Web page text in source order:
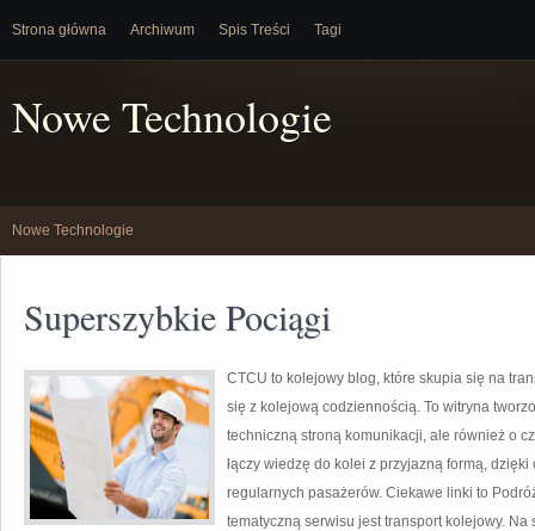
Strona główna Archiwum Spis Treści Tagi
Nowe Technologie
Nowe Technologie
Superszybkie Pociągi
CTCU to kolejowy blog, które skupia się na
się z kolejową codziennością. To witryna
techniczną stroną komunikacji, ale również o
łączy wiedzę do kolei z przyjazną formą,
regularnych pasażerów. Ciekawe linki to
tematyczną serwisu jest transport kolejowy.